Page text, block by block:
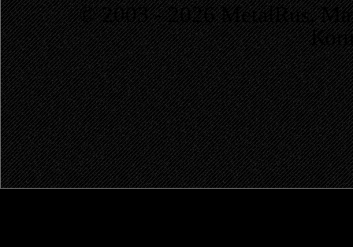
© 2003 - 2026 MetalRus.